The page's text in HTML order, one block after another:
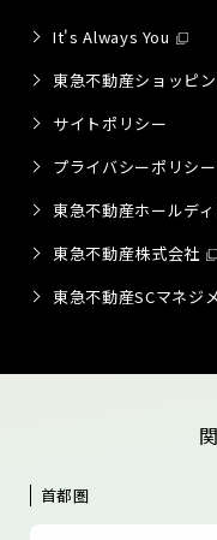
It's Always You
東急不動産ショッピ
サイトポリシー
プライバシーポリシー
東急不動産ホールデ
東急不動産株式会社
東急不動産SCマネジ
首都圏